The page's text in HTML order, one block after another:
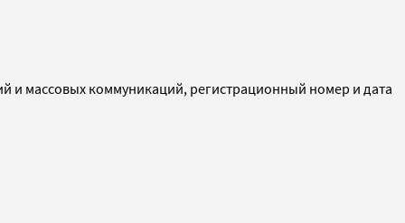
и массовых коммуникаций, регистрационный номер и дата